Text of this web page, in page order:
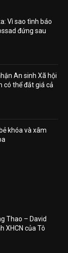
Vì sao tình báo
đứng sau
An sinh Xã hội
có thể đắt giá cả
khóa và xâm
Thao – David
XHCN của Tô